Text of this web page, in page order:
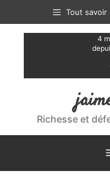
contenu
Tout
4
Richesse et